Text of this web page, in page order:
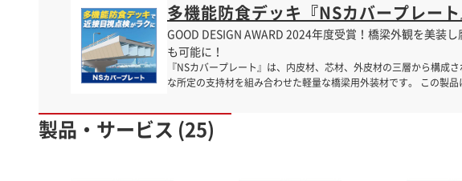
多機能防食デッキ『NSカバープレート
GOOD DESIGN AWARD 2024年度受賞！橋梁外観を美装
も可能に！
『NSカバープレート』は、内皮材、芯材、外皮材の三層から構
な所定の支持材を組み合わせた軽量な橋梁用外装材です。 この製
サンドイッチパネルの特徴を生かすことで、遮音性はもとより自由
周辺環境の健全化に貢献します。新設・既設を問わず、耐久性・経済
長】 ○点検・補修がいつでもできる「常設足場機能」 ○自由な色
製品・サービス (25)